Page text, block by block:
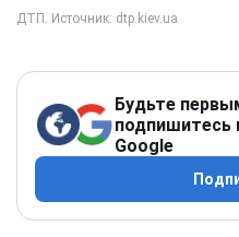
Будьте
подпишитесь
Google